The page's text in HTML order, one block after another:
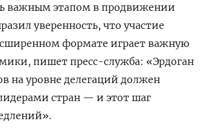
важным этапом в продвижении
уверенность, что участие
формате играет важную
пишет пресс-служба: «Эрдоган
на уровне делегаций должен
стран — и этот шаг